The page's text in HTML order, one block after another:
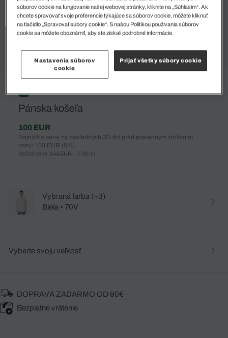
%
Pánska košeľa
100 EUR
Najnižšia cena za posledných 30 dní pred posledným znížením
ceny: 100 EUR (0%)
Bežná cena: 143 EUR (-30%)
Vybraná farba (+3)
Biela • 70V
Vyberte svoju veľkosť
DOPRAVA ZADARMO OD 90€
Bezplatné vrátenie
súborov cookie na fungovanie našej webovej stránky, kliknite na „Súhlasím“. Ak
chcete spravovať svoje preferencie týkajúce sa súborov cookie, môžete kliknúť
na tlačidlo „Spravovať súbory cookie“. S našou Politikou používania súborov
cookie sa môžete oboznámiť, aby ste získali podrobné informácie.
Nastavenia súborov
cookie
Prijať všetky súbory cookie